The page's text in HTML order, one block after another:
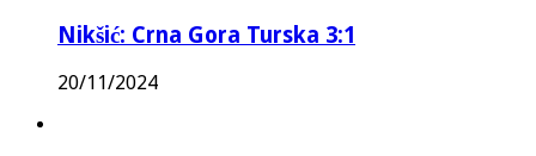
Nikšić: Crna Gora Turska 3:1
20/11/2024